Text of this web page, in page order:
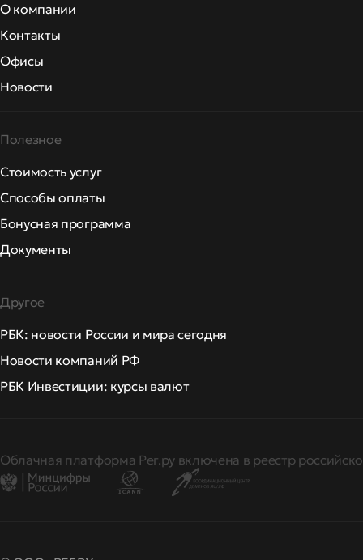
О компании
Контакты
Офисы
Новости
Полезное
Стоимость услуг
Способы оплаты
Бонусная программа
Документы
Другое
РБК: новости России и мира сегодня
Новости компаний РФ
РБК Инвестиции: курсы валют
Облачная платформа Рег.ру включена в реестр